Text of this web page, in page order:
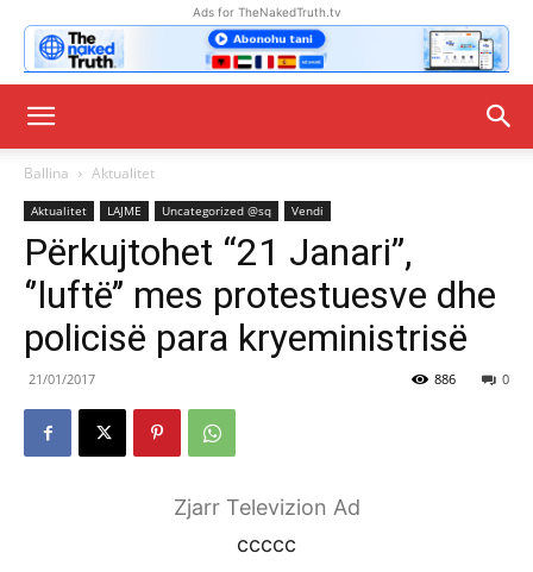
Ads for TheNakedTruth.tv
Ballina Aktualitet
Aktualitet LAJME Uncategorized @sq Vendi
Përkujtohet “21 Janari”,
‘’luftë’’ mes protestuesve dhe
policisë para kryeministrisë
21/01/2017 0
886
Zjarr Televizion Ad
ccccc